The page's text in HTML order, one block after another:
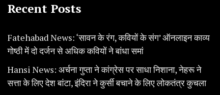
Recent Posts
Fatehabad News: ‘सावन के रंग, कवियों के संग’ ऑनलाइन काव्य
गोष्ठी में दो दर्जन से अधिक कवियों ने बांधा समां
Hansi News: अर्चना गुप्ता ने कांग्रेस पर साधा निशाना, नेहरू ने
सत्ता के लिए देश बांटा, इंदिरा ने कुर्सी बचाने के लिए लोकतंत्र कुचला